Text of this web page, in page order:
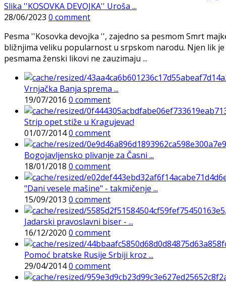
Slika ''KOSOVKA DEVOJKA'' Uroša ...
28/06/2023 0 comment
Pesma ''Kosovka devojka '', zajedno sa pesmom Smrt
bližnjima veliku popularnost u srpskom narodu. Njen lik
pesmama ženski likovi ne zauzimaju ...
Vrnjačka Banja sprema ...
19/07/2016 0 comment
Strip opet stiže u Kragujevac!
01/07/20140 comment
Bogojavljensko plivanje za Časni ...
18/01/2018 0 comment
"Dani vesele mašine" - takmičenje ...
15/09/2013 0 comment
Jadarski pravoslavni biser - ...
16/12/2020 0 comment
Pomoć bratske Rusije Srbiji kroz ...
29/04/20140 comment